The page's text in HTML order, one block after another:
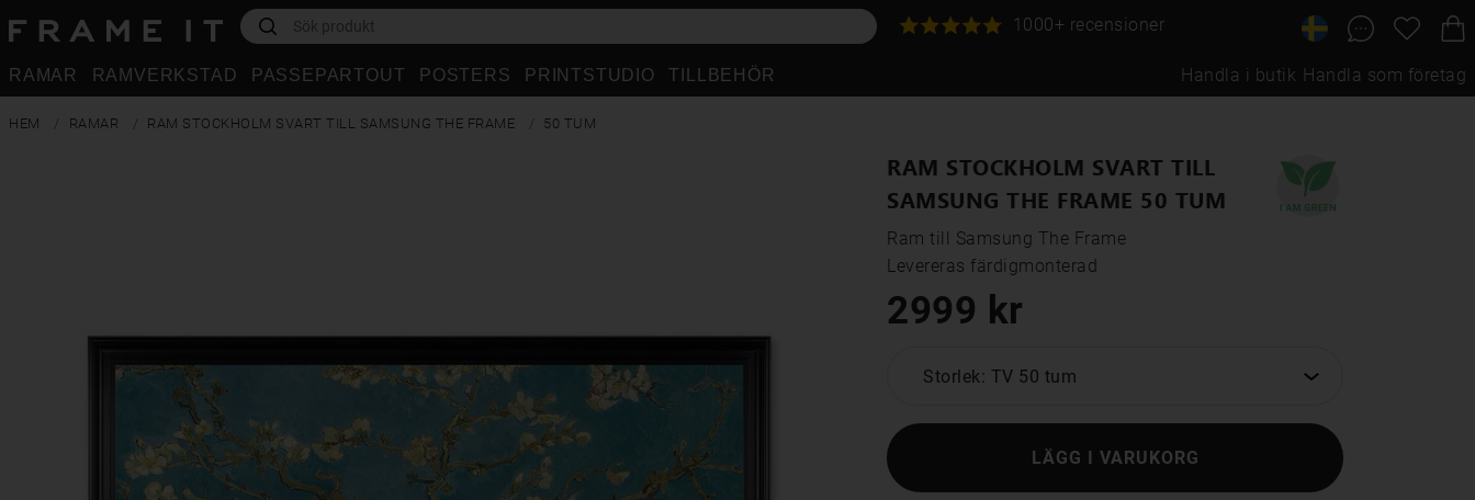
1000+ recensioner
RAMAR RAMVERKSTAD PASSEPARTOUT POSTERS PRINTSTUDIO TILLBEHÖR Handla i butik Handla som företag
HEM RAMAR RAM STOCKHOLM SVART TILL SAMSUNG THE FRAME 50 TUM
RAM STOCKHOLM SVART TILL
SAMSUNG THE FRAME 50 TUM
Ram till Samsung The Frame
Levereras färdigmonterad
2999 kr
Storlek: TV 50 tum
LÄGG I VARUKORG